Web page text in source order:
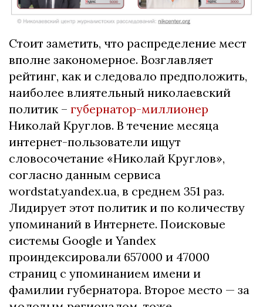
Стоит заметить, что распределение мест
вполне закономерное. Возглавляет
рейтинг, как и следовало предположить,
наиболее влиятельный николаевский
политик – губернатор-миллионер
Николай Круглов. В течение месяца
интернет-пользователи ищут
словосочетание «Николай Круглов»,
согласно данным сервиса
wordstat.yandex.ua, в среднем 351 раз.
Лидирует этот политик и по количеству
упоминаний в Интернете. Поисковые
системы Google и Yandex
проиндексировали 657000 и 47000
страниц с упоминанием имени и
фамилии губернатора. Второе место — за